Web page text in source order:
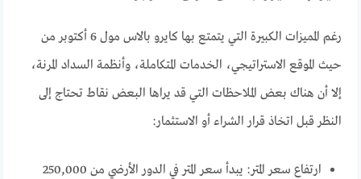
رغم المميزات الكبيرة التي يتمتع بها كايرو بالاس مول 6 أكتوبر من
حيث الموقع الاستراتيجي، الخدمات المتكاملة، وأنظمة السداد المرنة،
إلا أن هناك بعض الملاحظات التي قد يراها البعض نقاط تحتاج إلى
النظر قبل اتخاذ قرار الشراء أو الاستثمار:
ارتفاع سعر المتر: يبدأ سعر المتر في الدور الأرضي من 250,000